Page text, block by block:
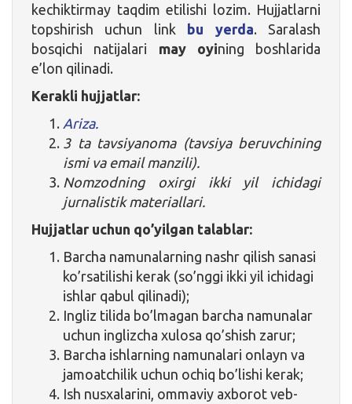
kechiktirmay taqdim etilishi lozim. Hujjatlarni
topshirish uchun link bu yerda. Saralash
bosqichi natijalari may oyining boshlarida
e’lon qilinadi.
Kerakli hujjatlar:
Ariza.
3 ta tavsiyanoma (tavsiya beruvchining
ismi va email manzili).
Nomzodning oxirgi ikki yil ichidagi
jurnalistik materiallari.
Hujjatlar uchun qo’yilgan talablar:
Barcha namunalarning nashr qilish sanasi
ko’rsatilishi kerak (so’nggi ikki yil ichidagi
ishlar qabul qilinadi);
Ingliz tilida bo’lmagan barcha namunalar
uchun inglizcha xulosa qo’shish zarur;
Barcha ishlarning namunalari onlayn va
jamoatchilik uchun ochiq bo’lishi kerak;
Ish nusxalarini, ommaviy axborot veb-